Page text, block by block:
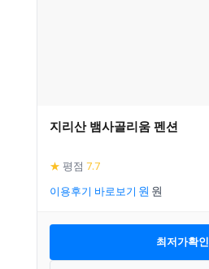
지리산 뱀사골리움 펜션
★ 평점 7.7
이용후기 바로보기
최저가확인